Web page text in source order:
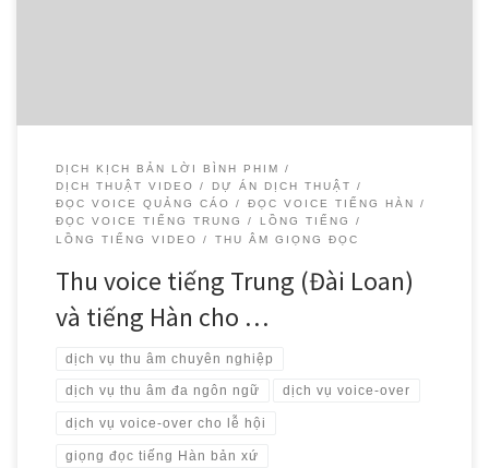
DỊCH KỊCH BẢN LỜI BÌNH PHIM
DỊCH THUẬT VIDEO
DỰ ÁN DỊCH THUẬT
ĐỌC VOICE QUẢNG CÁO
ĐỌC VOICE TIẾNG HÀN
ĐỌC VOICE TIẾNG TRUNG
LỒNG TIẾNG
LỒNG TIẾNG VIDEO
THU ÂM GIỌNG ĐỌC
Thu voice tiếng Trung (Đài Loan)
và tiếng Hàn cho …
dịch vụ thu âm chuyên nghiệp
dịch vụ thu âm đa ngôn ngữ dịch vụ voice-over
dịch vụ voice-over cho lễ hội
giọng đọc tiếng Hàn bản xứ